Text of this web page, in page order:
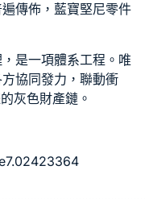
傳佈， 藍寶堅尼零件
是一項體系工程。唯
協同發力，聯動衝
灰色財產鏈。